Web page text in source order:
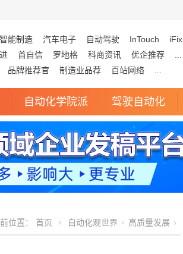
智能制造 汽车电子 自动驾驶 InTouch iFix
首自信 罗地格 科商资讯 优企推荐
品牌推荐官 制造业品荐 百站网络
自动化学院派 驾驶自动化
位置： 首页 自动化观世界 高质量发展